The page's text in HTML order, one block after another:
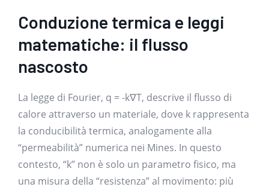
Conduzione termica e leggi
matematiche: il flusso
nascosto
La legge di Fourier, q = -k∇T, descrive il flusso di
calore attraverso un materiale, dove k rappresenta
la conducibilità termica, analogamente alla
“permeabilità” numerica nei Mines. In questo
contesto, “k” non è solo un parametro fisico, ma
una misura della “resistenza” al movimento: più